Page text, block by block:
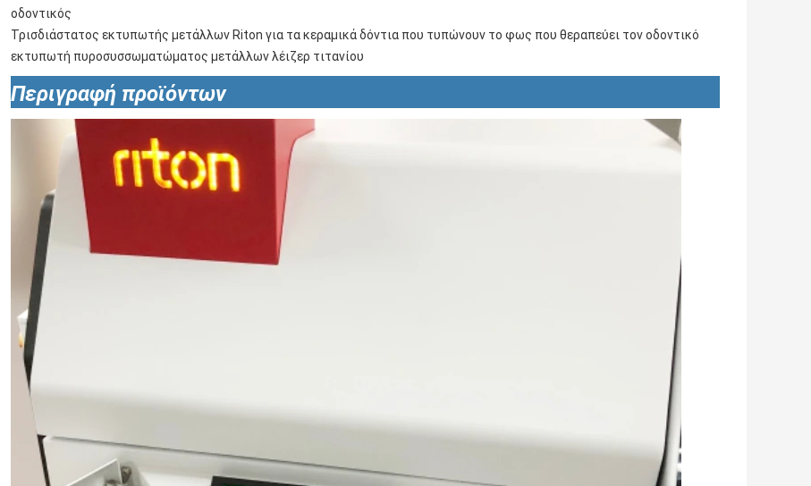
οδοντικός
Τρισδιάστατος εκτυπωτής μετάλλων Riton για τα κεραμικά δόντια που τυπώνουν το φως που θεραπεύει τον οδοντικό
εκτυπωτή πυροσυσσωματώματος μετάλλων λέιζερ τιτανίου
Περιγραφή προϊόντων